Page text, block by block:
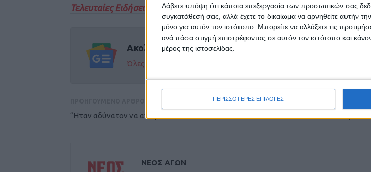
Λάβετε υπόψη ότι κάποια επεξεργασία των προσωπικών σας
συγκατάθεσή σας, αλλά έχετε το δικαίωμα να αρνηθείτε αυτήν
μόνο για αυτόν τον ιστότοπο. Μπορείτε να αλλάξετε τις
ανά πάσα στιγμή επιστρέφοντας σε αυτόν τον ιστότοπο και
μέρος της ιστοσελίδας.
ΠΕΡΙΣΣΟΤΕΡΕΣ ΕΠΙΛΟΓΕΣ
Τελευταίες Ειδήσεις Σήμερα
Ακολούθησε την εφημερίδα ΝΕΟΣ ΑΓΩΝ στο Google
Όλες οι εξελίξεις στην περιοχή της Καρδίτσας και ευρύτερα της
“Ηταν αδύνατον να αντιμετωπιστεί...”
ΝΕΟΣ ΑΓΩΝ